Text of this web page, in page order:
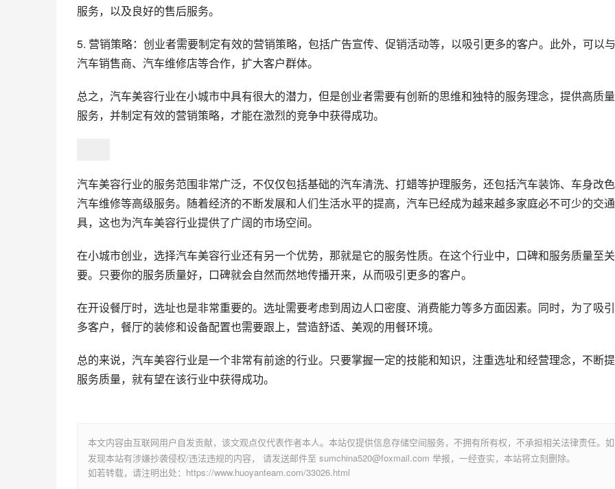
服务，以及良好的售后服务。
5. 营销策略：创业者需要制定有效的营销策略，包括广告宣传、促销活动等，以吸引更多的客户。此外，可以与
汽车销售商、汽车维修店等合作，扩大客户群体。
总之，汽车美容行业在小城市中具有很大的潜力，但是创业者需要有创新的思维和独特的服务理念，提供高质
服务，并制定有效的营销策略，才能在激烈的竞争中获得成功。
汽车美容行业的服务范围非常广泛，不仅仅包括基础的汽车清洗、打蜡等护理服务，还包括汽车装饰、车身改色
汽车维修等高级服务。随着经济的不断发展和人们生活水平的提高，汽车已经成为越来越多家庭必不可少的交
具，这也为汽车美容行业提供了广阔的市场空间。
在小城市创业，选择汽车美容行业还有另一个优势，那就是它的服务性质。在这个行业中，口碑和服务质量至
要。只要你的服务质量好，口碑就会自然而然地传播开来，从而吸引更多的客户。
在开设餐厅时，选址也是非常重要的。选址需要考虑到周边人口密度、消费能力等多方面因素。同时，为了吸
多客户，餐厅的装修和设备配置也需要跟上，营造舒适、美观的用餐环境。
总的来说，汽车美容行业是一个非常有前途的行业。只要掌握一定的技能和知识，注重选址和经营理念，不断
服务质量，就有望在该行业中获得成功。
本文内容由互联网用户自发贡献，该文观点仅代表作者本人。本站仅提供信息存储空间服务，不拥有所有权，不承担相关法律责任。如
发现本站有涉嫌抄袭侵权/违法违规的内容， 请发送邮件至 sumchina520@foxmail.com 举报，一经查实，本站将立刻删除。
如若转载，请注明出处：https://www.huoyanteam.com/33026.html